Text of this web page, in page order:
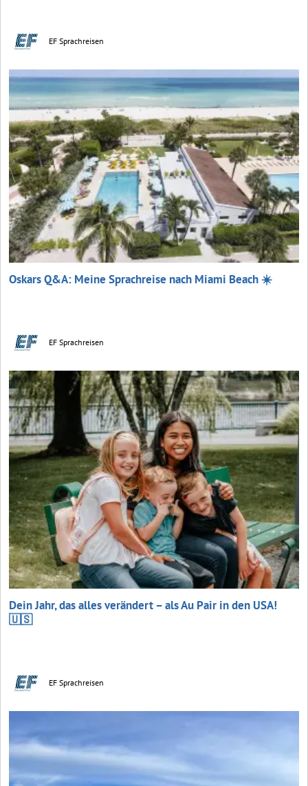
EF Sprachreisen
Oskars Q&A: Meine Sprachreise nach Miami Beach ☀️
EF Sprachreisen
Dein Jahr, das alles verändert – als Au Pair in den USA!
🇺🇸
EF Sprachreisen